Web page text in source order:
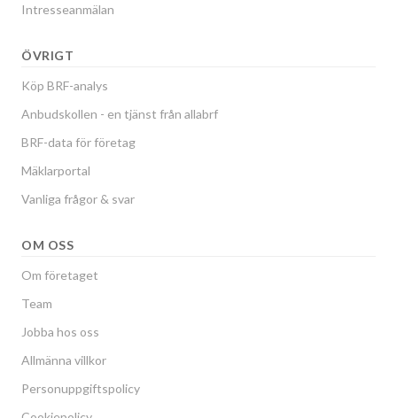
Intresseanmälan
ÖVRIGT
Köp BRF-analys
Anbudskollen - en tjänst från allabrf
BRF-data för företag
Mäklarportal
Vanliga frågor & svar
OM OSS
Om företaget
Team
Jobba hos oss
Allmänna villkor
Personuppgiftspolicy